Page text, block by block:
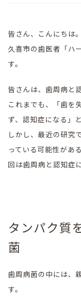
皆さん、こんにちは。
久喜市の歯医者「ハ
す。
皆さんは、歯周病と
これまでも、「歯を
ず、認知症になる」
しかし、最近の研究
っている可能性があ
回は歯周病と認知症
タンパク質
菌
歯周病菌の中には、
す。